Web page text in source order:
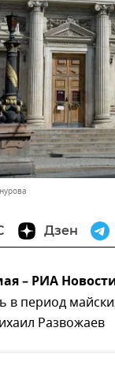
Дзен
– РИА
в период
Развожаев